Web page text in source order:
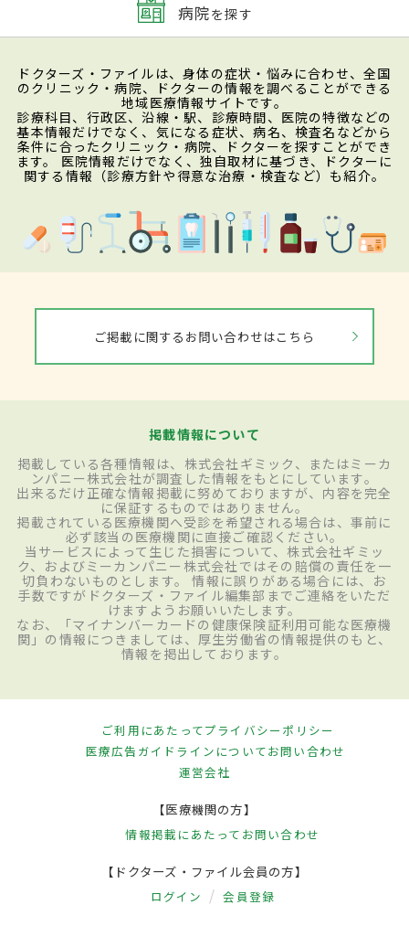
病院を探す
ドクターズ・ファイルは、身体の症状・悩みに合わせ、全国
のクリニック・病院、ドクターの情報を調べることができる
地域医療情報サイトです。
診療科目、行政区、沿線・駅、診療時間、医院の特徴などの
基本情報だけでなく、気になる症状、病名、検査名などから
条件に合ったクリニック・病院、ドクターを探すことができ
ます。 医院情報だけでなく、独自取材に基づき、ドクターに
関する情報（診療方針や得意な治療・検査など）も紹介。
ご掲載に関するお問い合わせはこちら
掲載情報について
掲載している各種情報は、株式会社ギミック、またはミーカ
ンパニー株式会社が調査した情報をもとにしています。
出来るだけ正確な情報掲載に努めておりますが、内容を完全
に保証するものではありません。
掲載されている医療機関へ受診を希望される場合は、事前に
必ず該当の医療機関に直接ご確認ください。
当サービスによって生じた損害について、株式会社ギミッ
ク、およびミーカンパニー株式会社ではその賠償の責任を一
切負わないものとします。 情報に誤りがある場合には、お
手数ですがドクターズ・ファイル編集部までご連絡をいただ
けますようお願いいたします。
なお、「マイナンバーカードの健康保険証利用可能な医療機
関」の情報につきましては、厚生労働省の情報提供のもと、
情報を掲出しております。
ご利用にあたってプライバシーポリシー
医療広告ガイドラインについてお問い合わせ
運営会社
【医療機関の方】
情報掲載にあたって お問い合わせ
【ドクターズ・ファイル会員の方】
ログイン 会員登録